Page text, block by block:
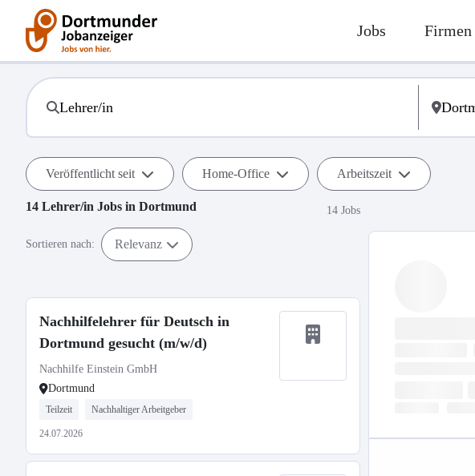
Jobs Firmen
Veröffentlicht seit Home-Office Arbeitszeit
14 Lehrer/in Jobs in Dortmund 14 Jobs
Sortieren nach: Relevanz
Nachhilfelehrer für Deutsch in
Dortmund gesucht (m/w/d)
Nachhilfe Einstein GmbH
Dortmund
Teilzeit Nachhaltiger Arbeitgeber
24.07.2026